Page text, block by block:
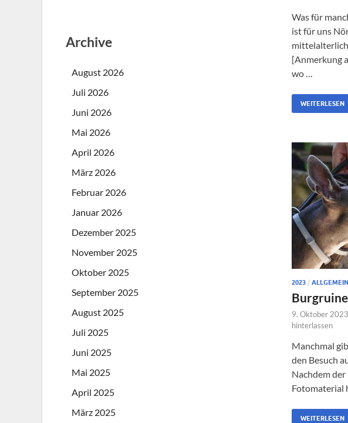
Was für
ist für uns
[Anmerkung
wo …
WEITERLESEN
2023 / ALLGEMEIN
9. Oktober 2023
hinterlassen
Manchmal
den Besuch
Nachdem
Fotomaterial
WEITERLESEN
Archive
August 2026
Juli 2026
Juni 2026
Mai 2026
April 2026
März 2026
Februar 2026
Januar 2026
Dezember 2025
November 2025
Oktober 2025
September 2025
August 2025
Juli 2025
Juni 2025
Mai 2025
April 2025
März 2025